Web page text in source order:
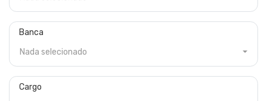
Banca
Nada selecionado
Cargo